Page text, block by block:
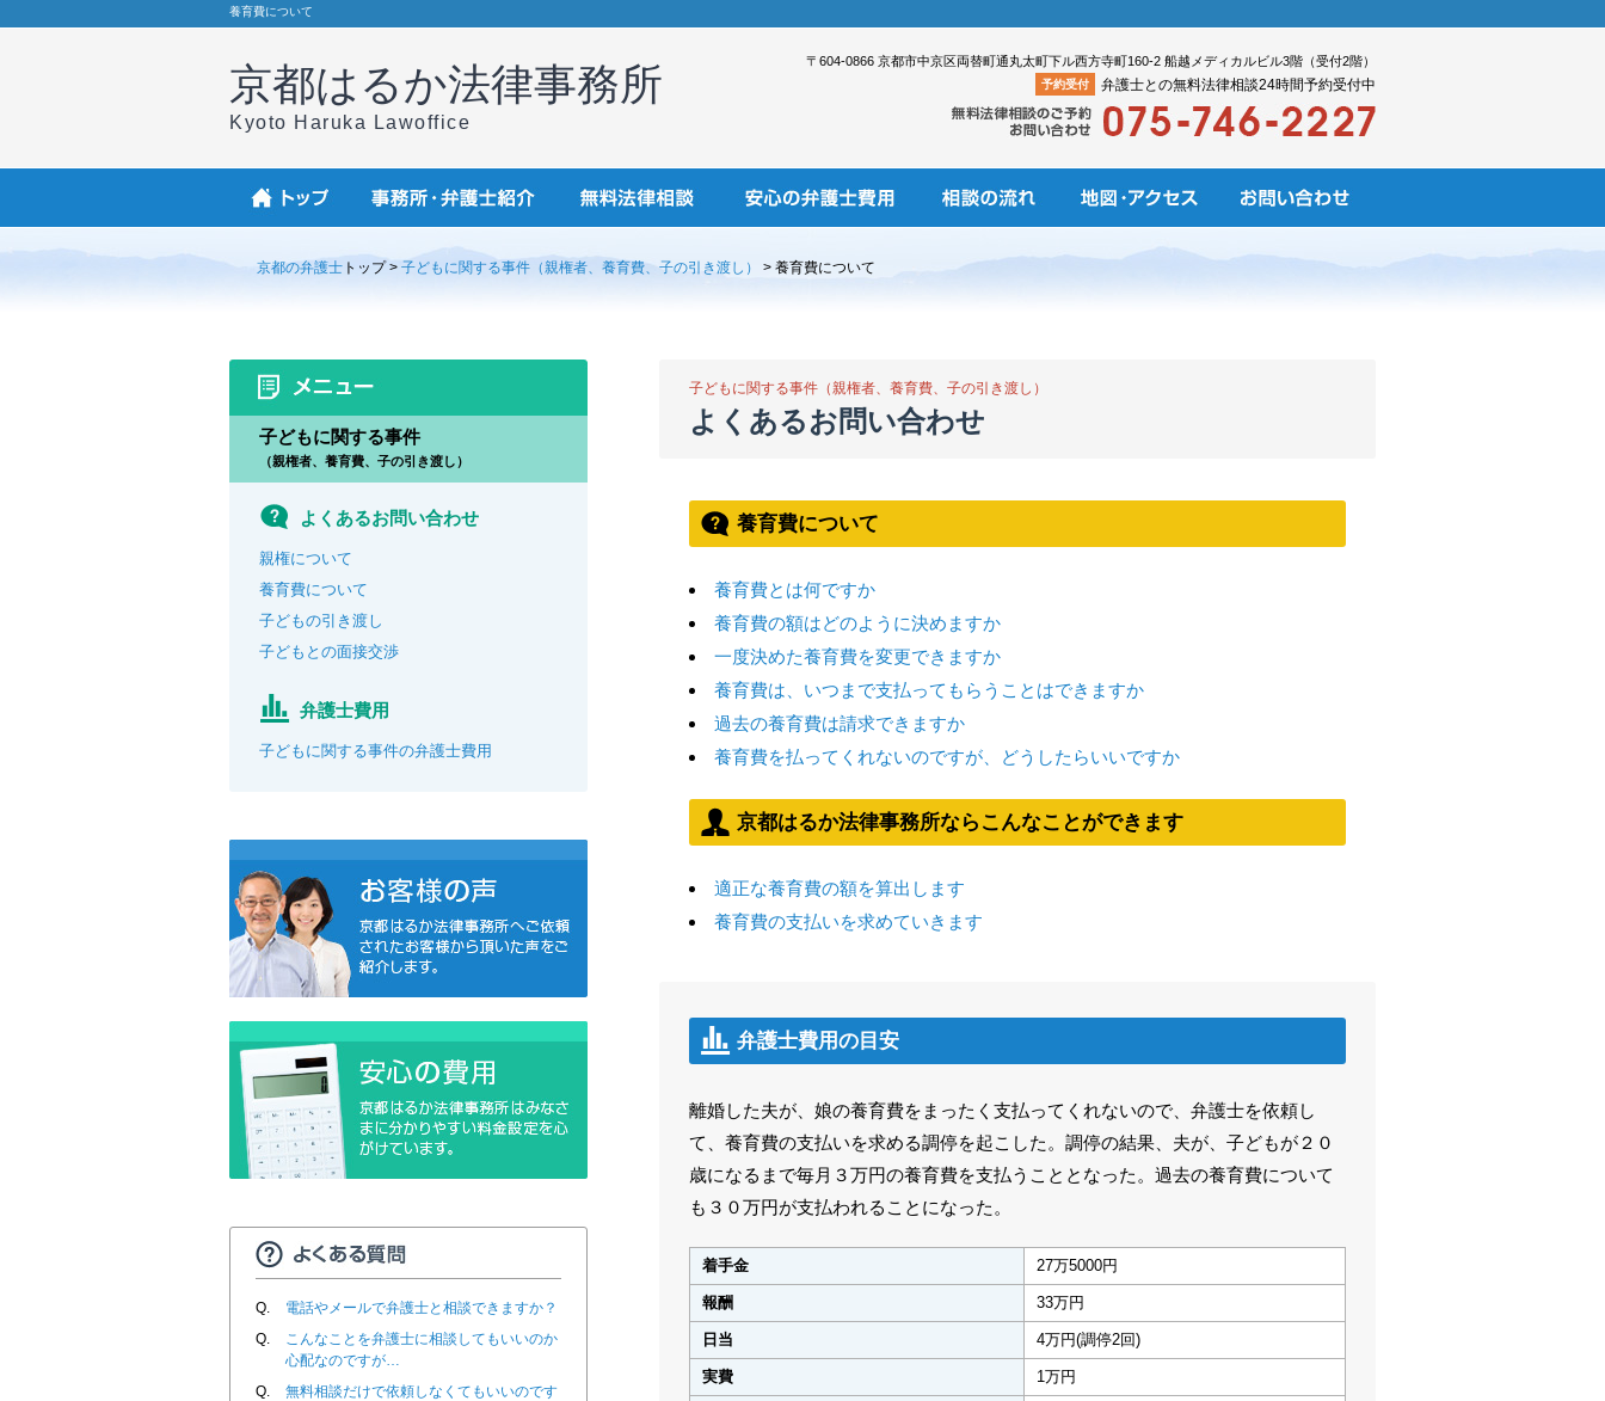
養育費について
京都はるか法律事務所
Kyoto Haruka Lawoffice
〒604-0866 京都市中京区両替町通丸太町下ル西方寺町160-2 船越メディカルビル3階（受付2階）
弁護士との無料法律相談24時間予約受付中
予約受付
京都の弁護士 トップ > 子どもに関する事件（親権者、養育費、子の引き渡し） > 養育費について
子どもに関する事件（親権者、養育費、子の引き渡し）
よくあるお問い合わせ
養育費について
養育費とは何ですか
養育費の額はどのように決めますか
一度決めた養育費を変更できますか
養育費は、いつまで支払ってもらうことはできますか
過去の養育費は請求できますか
養育費を払ってくれないのですが、どうしたらいいですか
京都はるか法律事務所ならこんなことができます
適正な養育費の額を算出します
養育費の支払いを求めていきます
弁護士費用の目安
離婚した夫が、娘の養育費をまったく支払ってくれないので、弁護士を依頼し
て、養育費の支払いを求める調停を起こした。調停の結果、夫が、子どもが２０
歳になるまで毎月３万円の養育費を支払うこととなった。過去の養育費について
も３０万円が支払われることになった。
着手金 27万5000円
報酬 33万円
日当 4万円(調停2回)
実費 1万円
子どもに関する事件
（親権者、養育費、子の引き渡し）
よくあるお問い合わせ
親権について
養育費について
子どもの引き渡し
子どもとの面接交渉
弁護士費用
子どもに関する事件の弁護士費用
Q.
電話やメールで弁護士と相談できますか？
Q.
こんなことを弁護士に相談してもいいのか
心配なのですが…
Q.
無料相談だけで依頼しなくてもいいのです